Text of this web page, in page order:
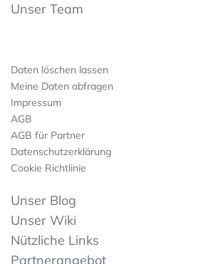
Unser Team
Daten löschen lassen
Meine Daten abfragen
Impressum
AGB
AGB für Partner
Datenschutzerklärung
Cookie Richtlinie
Unser Blog
Unser Wiki
Nützliche Links
Partnerangebot